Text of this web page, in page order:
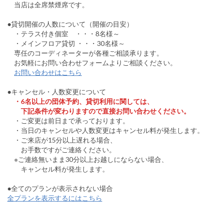
当店は全席禁煙席です。
●貸切開催の人数について（開催の目安）
・テラス付き個室 ・・・8名様～
・メインフロア貸切 ・・・30名様～
専任のコーディネーターが各種ご相談承ります。
お気軽にお問い合わせフォームよりご相談ください。
お問い合わせはこちら
●キャンセル・人数変更について
・6名以上の団体予約、貸切利用に関しては、
下記条件が変わりますので直接お問い合わせください。
・ご変更は前日まで承っております。
・当日のキャンセルや人数変更はキャンセル料が発生します。
・ご来店が15分以上遅れる場合、
お手数ですがご連絡ください。
※ご連絡無いまま30分以上お越しにならない場合、
キャンセル料が発生します。
●全てのプランが表示されない場合
全プランを表示するにはこちら